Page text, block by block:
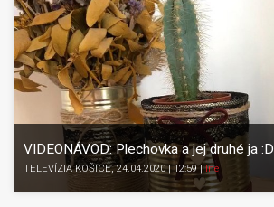
VIDEONÁVOD: Plechovka a jej druhé ja :D
TELEVÍZIA KOŠICE, 24.04.2020 | 12:59|Iné